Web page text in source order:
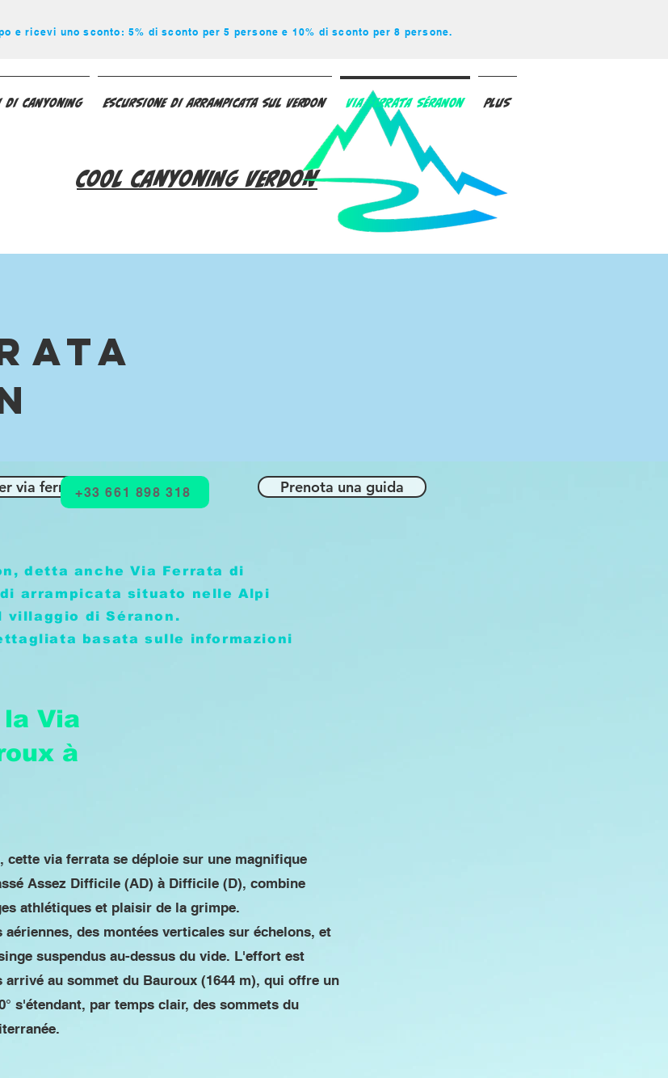
e ricevi uno sconto: 5% di sconto per 5 persone e 10% di sconto per 8 persone.
Cool Canyoning Verdon
di canyoning Escursione di arrampicata sul Verdon Via Ferrata Séranon Plus
via ferrata+33 661 898 318 Prenota una guida
detta anche Via Ferrata di
arrampicata situato nelle Alpi
villaggio di Séranon.
basata sulle informazioni
Via
à
cette via ferrata se déploie sur une magnifique
Assez Difficile (AD) à Difficile (D), combine
athlétiques et plaisir de la grimpe.
des montées verticales sur échelons, et
suspendus au-dessus du vide. L'effort est
au sommet du Bauroux (1644 m), qui offre un
s'étendant, par temps clair, des sommets du